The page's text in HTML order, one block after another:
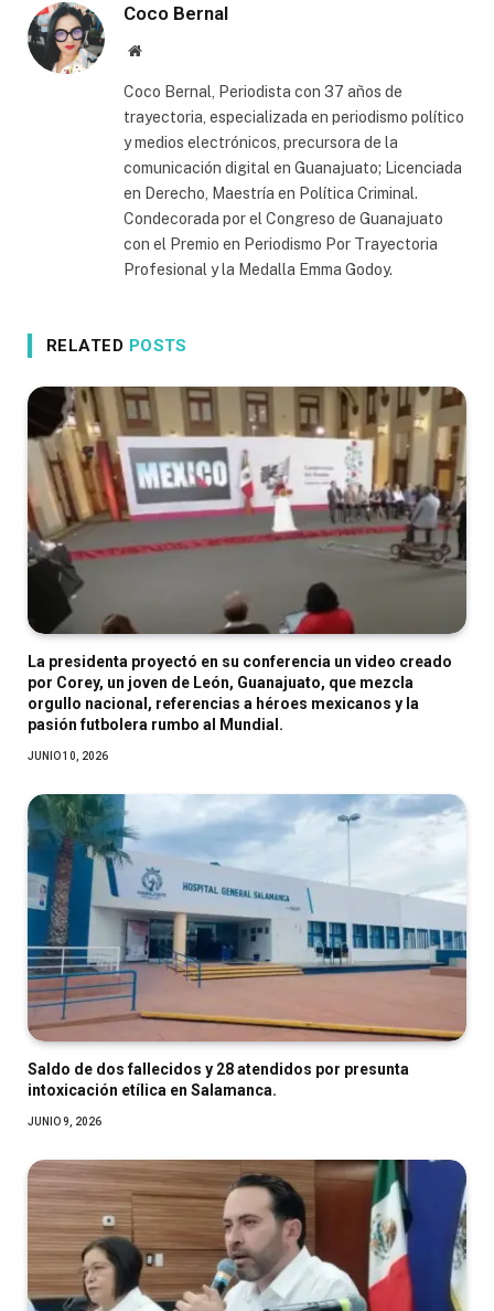
Coco Bernal
Website
Coco Bernal, Periodista con 37 años de
trayectoria, especializada en periodismo político
y medios electrónicos, precursora de la
comunicación digital en Guanajuato; Licenciada
en Derecho, Maestría en Política Criminal.
Condecorada por el Congreso de Guanajuato
con el Premio en Periodismo Por Trayectoria
Profesional y la Medalla Emma Godoy.
RELATED POSTS
La presidenta proyectó en su conferencia un video creado
por Corey, un joven de León, Guanajuato, que mezcla
orgullo nacional, referencias a héroes mexicanos y la
pasión futbolera rumbo al Mundial.
JUNIO 10, 2026
Saldo de dos fallecidos y 28 atendidos por presunta
intoxicación etílica en Salamanca.
JUNIO 9, 2026